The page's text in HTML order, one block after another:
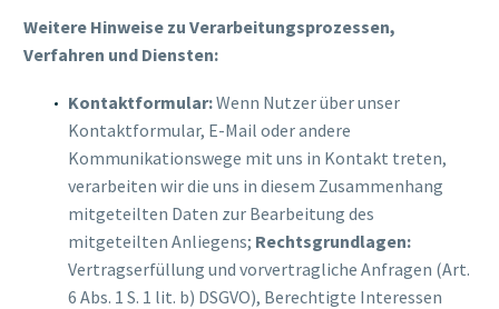
Weitere Hinweise zu Verarbeitungsprozessen,
Verfahren und Diensten:
Kontaktformular:Wenn Nutzer über unser
Kontaktformular, E-Mail oder andere
Kommunikationswege mit uns in Kontakt treten,
verarbeiten wir die uns in diesem Zusammenhang
mitgeteilten Daten zur Bearbeitung des
mitgeteilten Anliegens; Rechtsgrundlagen:
Vertragserfüllung und vorvertragliche Anfragen (Art.
6 Abs. 1 S. 1 lit. b) DSGVO), Berechtigte Interessen